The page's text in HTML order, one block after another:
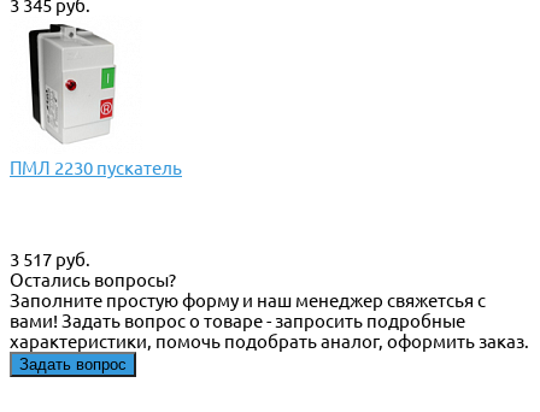
3 345 руб.
ПМЛ 2230 пускатель
3 517 руб.
Остались вопросы?
Заполните простую форму и наш менеджер свяжетсья с
вами! Задать вопрос о товаре - запросить подробные
характеристики, помочь подобрать аналог, оформить заказ.
Задать вопрос